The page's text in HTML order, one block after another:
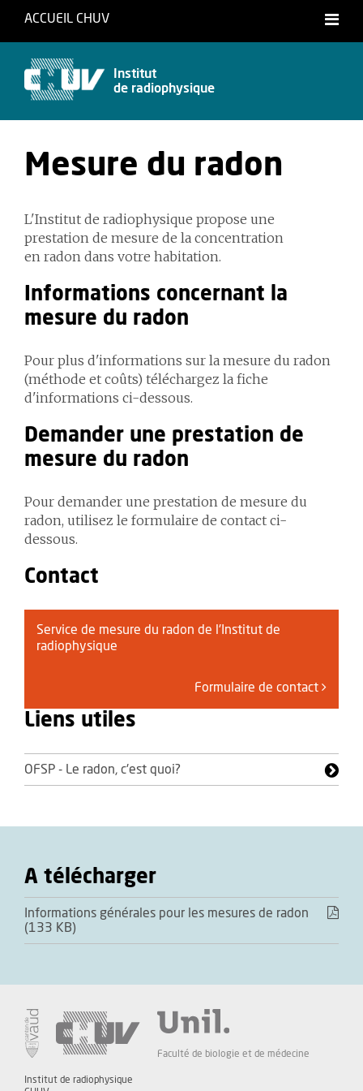
ACCUEIL CHUV
Français
Institut
de radiophysique
Mesure du radon
L'Institut de radiophysique propose une
prestation de mesure de la concentration
en radon dans votre habitation.
Informations concernant la
mesure du radon
Pour plus d'informations sur la mesure du radon
(méthode et coûts) téléchargez la fiche
d'informations ci-dessous.
Demander une prestation de
mesure du radon
Pour demander une prestation de mesure du
radon, utilisez le formulaire de contact ci-
dessous.
Contact
Service de mesure du radon de l'Institut de
radiophysique
Formulaire de contact
Liens utiles
OFSP - Le radon, c'est quoi?
A télécharger
Informations générales pour les mesures de radon
(133 KB)
Faculté de biologie et de médecine
Institut de radiophysique